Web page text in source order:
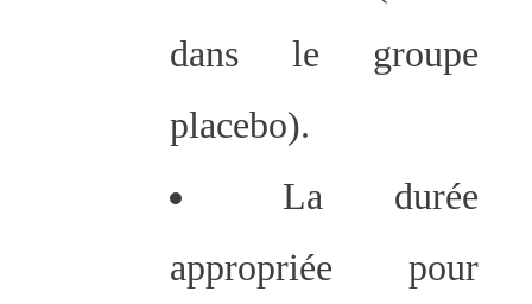
dans le groupe
placebo).
La durée
appropriée pour